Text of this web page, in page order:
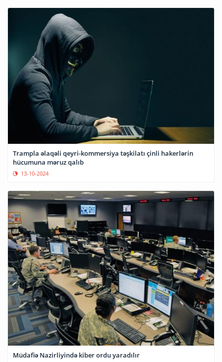
Trampla əlaqəli qeyri-kommersiya təşkilatı çinli hakerlərin
hücumuna məruz qalıb
13-10-2024
Müdafiə Nazirliyində kiber ordu yaradılır